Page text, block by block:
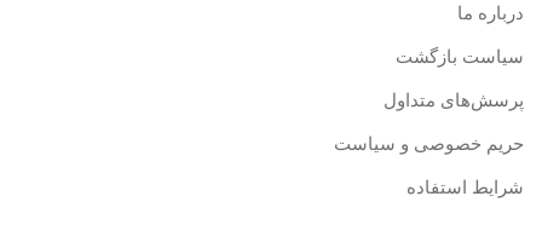
درباره ما
سیاست بازگشت
پرسش‌های متداول
حریم خصوصی و سیاست
شرایط استفاده